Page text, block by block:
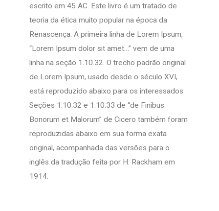
escrito em 45 AC. Este livro é um tratado de
teoria da ética muito popular na época da
Renascença. A primeira linha de Lorem Ipsum,
“Lorem Ipsum dolor sit amet…” vem de uma
linha na seção 1.10.32. O trecho padrão original
de Lorem Ipsum, usado desde o século XVI,
está reproduzido abaixo para os interessados.
Seções 1.10.32 e 1.10.33 de “de Finibus
Bonorum et Malorum” de Cicero também foram
reproduzidas abaixo em sua forma exata
original, acompanhada das versões para o
inglês da tradução feita por H. Rackham em
1914.